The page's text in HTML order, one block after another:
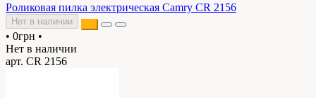
Роликовая пилка электрическая Camry CR 2156
Нет в наличии
• 0грн •
Нет в наличии
арт. CR 2156